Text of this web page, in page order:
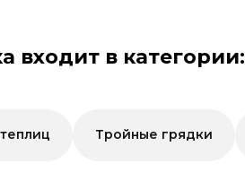
входит в категории:
Тройные грядки